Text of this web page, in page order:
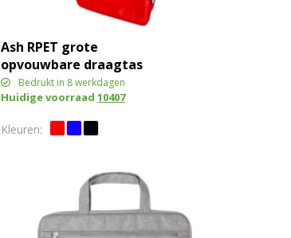
Ash RPET grote
opvouwbare draagtas
14LBedrukt in 8 werkdagen
Huidige voorraad 10407